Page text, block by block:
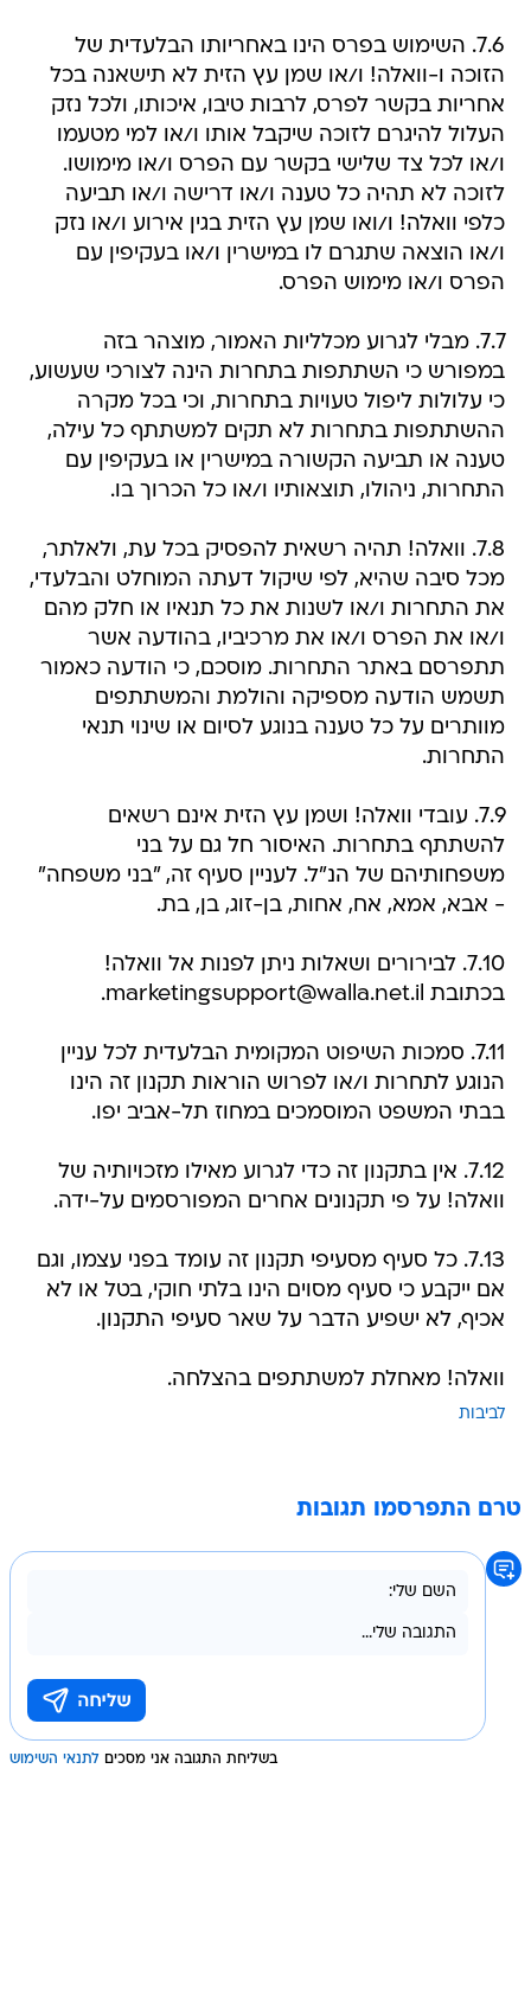
7.6. השימוש בפרס הינו באחריותו הבלעדית של
הזוכה ו-וואלה! ו/או שמן עץ הזית לא תישאנה בכל
אחריות בקשר לפרס, לרבות טיבו, איכותו, ולכל נזק
העלול להיגרם לזוכה שיקבל אותו ו/או למי מטעמו
ו/או לכל צד שלישי בקשר עם הפרס ו/או מימושו.
לזוכה לא תהיה כל טענה ו/או דרישה ו/או תביעה
כלפי וואלה! ו/ואו שמן עץ הזית בגין אירוע ו/או נזק
ו/או הוצאה שתגרם לו במישרין ו/או בעקיפין עם
הפרס ו/או מימוש הפרס.
7.7. מבלי לגרוע מכלליות האמור, מוצהר בזה
במפורש כי השתתפות בתחרות הינה לצורכי שעשוע,
כי עלולות ליפול טעויות בתחרות, וכי בכל מקרה
ההשתתפות בתחרות לא תקים למשתתף כל עילה,
טענה או תביעה הקשורה במישרין או בעקיפין עם
התחרות, ניהולו, תוצאותיו ו/או כל הכרוך בו.
7.8. וואלה! תהיה רשאית להפסיק בכל עת, ולאלתר,
מכל סיבה שהיא, לפי שיקול דעתה המוחלט והבלעדי,
את התחרות ו/או לשנות את כל תנאיו או חלק מהם
ו/או את הפרס ו/או את מרכיביו, בהודעה אשר
תתפרסם באתר התחרות. מוסכם, כי הודעה כאמור
תשמש הודעה מספיקה והולמת והמשתתפים
מוותרים על כל טענה בנוגע לסיום או שינוי תנאי
התחרות.
7.9. עובדי וואלה! ושמן עץ הזית אינם רשאים
להשתתף בתחרות. האיסור חל גם על בני
משפחותיהם של הנ"ל. לעניין סעיף זה, "בני משפחה"
- אבא, אמא, אח, אחות, בן-זוג, בן, בת.
7.10. לבירורים ושאלות ניתן לפנות אל וואלה!
בכתובת marketingsupport@walla.net.il.
7.11. סמכות השיפוט המקומית הבלעדית לכל עניין
הנוגע לתחרות ו/או לפרוש הוראות תקנון זה הינו
בבתי המשפט המוסמכים במחוז תל-אביב יפו.
7.12. אין בתקנון זה כדי לגרוע מאילו מזכויותיה של
וואלה! על פי תקנונים אחרים המפורסמים על-ידה.
7.13. כל סעיף מסעיפי תקנון זה עומד בפני עצמו, וגם
אם ייקבע כי סעיף מסוים הינו בלתי חוקי, בטל או לא
אכיף, לא ישפיע הדבר על שאר סעיפי התקנון.
וואלה! מאחלת למשתתפים בהצלחה.
לביבות
טרם התפרסמו תגובות
בשליחת התגובה אני מסכים לתנאי השימוש